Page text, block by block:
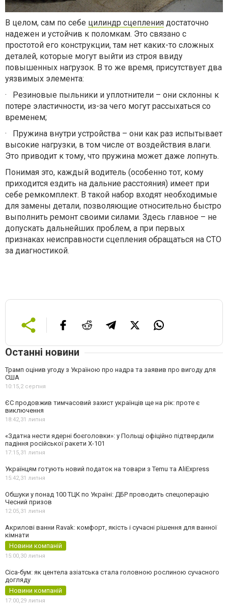
В целом, сам по себе цилиндр сцепления достаточно
надежен и устойчив к поломкам. Это связано с
простотой его конструкции, там нет каких-то сложных
деталей, которые могут выйти из строя ввиду
повышенных нагрузок. В то же время, присутствует два
уязвимых элемента:
·
Резиновые пыльники и уплотнители – они склонны к
потере эластичности, из-за чего могут рассыхаться со
временем;
·
Пружина внутри устройства – они как раз испытывает
высокие нагрузки, в том числе от воздействия влаги.
Это приводит к тому, что пружина может даже лопнуть.
Понимая это, каждый водитель (особенно тот, кому
приходится ездить на дальние расстояния) имеет при
себе ремкомплект. В такой набор входят необходимые
для замены детали, позволяющие относительно быстро
выполнить ремонт своими силами. Здесь главное – не
допускать дальнейших проблем, а при первых
признаках неисправности сцепления обращаться на СТО
за диагностикой.
Останні новини
Трамп оцінив угоду з Україною про надра та заявив про вигоду для
США
10:15,2 серпня
ЄС продовжив тимчасовий захист українців ще на рік: проте є
виключення
18:42,31 липня
«Здатна нести ядерні боєголовки»: у Польщі офіційно підтвердили
падіння російської ракети Х-101
17:15,31 липня
Українцям готують новий податок на товари з Temu та AliExpress
15:42,31 липня
Обшуки у понад 100 ТЦК по Україні: ДБР проводить спецоперацію
Чесний призов
12:05,31 липня
Акрилові ванни Ravak: комфорт, якість і сучасні рішення для ванної
кімнати
Новини компаній
15:00,30 липня
Cica-бум: як центела азіатська стала головною рослиною сучасного
догляду
Новини компаній
17:00,29 липня